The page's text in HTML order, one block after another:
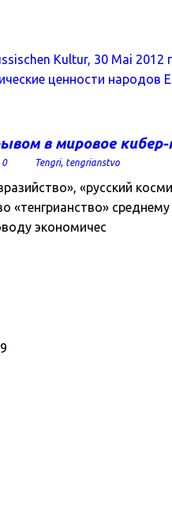
Kultur, 30 Mai 2012
ценности народов
в мировое
0 Tengri, tengrianstvo
«русский
«тенгрианство»
экономичес